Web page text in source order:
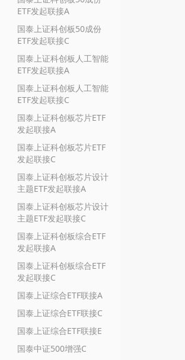
ETF发起联接A
国泰上证科创板50成份
ETF发起联接C
国泰上证科创板人工智能
ETF发起联接A
国泰上证科创板人工智能
ETF发起联接C
国泰上证科创板芯片ETF
发起联接A
国泰上证科创板芯片ETF
发起联接C
国泰上证科创板芯片设计
主题ETF发起联接A
国泰上证科创板芯片设计
主题ETF发起联接C
国泰上证科创板综合ETF
发起联接A
国泰上证科创板综合ETF
发起联接C
国泰上证综合ETF联接A
国泰上证综合ETF联接C
国泰上证综合ETF联接E
国泰中证500增强C